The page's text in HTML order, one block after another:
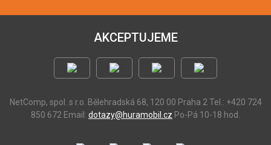
AKCEPTUJEME
NetComp, spol. s r.o. Bělehradská 68, 120 00 Praha 2 Tel.: +420 724
850 672 Email: dotazy@huramobil.cz Po-Pá 10-18 hod.